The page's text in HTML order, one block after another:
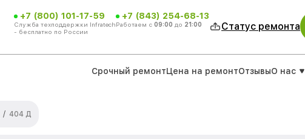
+7 (800) 101-17-59
Служба техподдержки Infratech
- бесплатно по России
+7 (843) 254-68-13
Работаем с 09:00 до 21:00 Статус ремонта
Срочный ремонтЦена на ремонтОтзывыО нас
/ 404 Д